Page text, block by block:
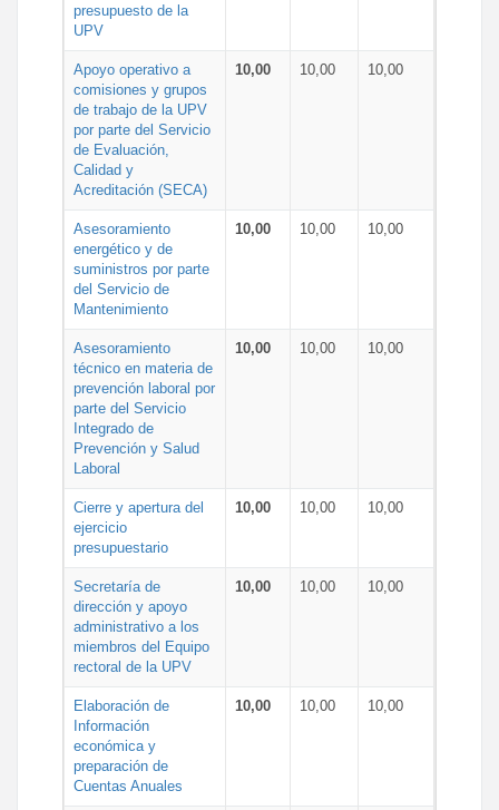
presupuesto de la
UPV
Apoyo operativo a
comisiones y grupos
de trabajo de la UPV
por parte del Servicio
de Evaluación,
Calidad y
Acreditación (SECA)
10,00 10,00 10,00
Asesoramiento
energético y de
suministros por parte
del Servicio de
Mantenimiento
10,00 10,00 10,00
Asesoramiento
técnico en materia de
prevención laboral por
parte del Servicio
Integrado de
Prevención y Salud
Laboral
10,00 10,00 10,00
Cierre y apertura del
ejercicio
presupuestario
10,00 10,00 10,00
Secretaría de
dirección y apoyo
administrativo a los
miembros del Equipo
rectoral de la UPV
10,00 10,00 10,00
Elaboración de
Información
económica y
preparación de
Cuentas Anuales
10,00 10,00 10,00